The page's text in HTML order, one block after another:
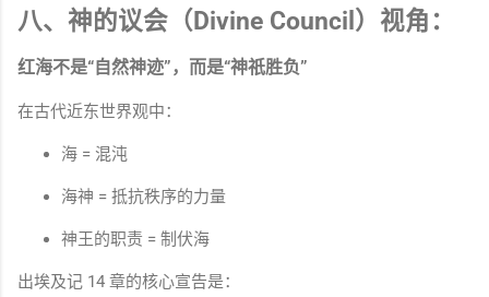
八、神的议会（Divine Council）视角：
红海不是“自然神迹”，而是“神祇胜负”
在古代近东世界观中：
海 = 混沌
海神 = 抵抗秩序的力量
神王的职责 = 制伏海
出埃及记 14 章的核心宣告是：